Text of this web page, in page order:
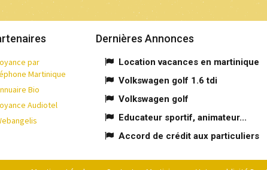
par
Martinique
Bio
Audiotel
Dernières Annonces
Location vacances en martinique
Volkswagen golf 1.6 tdi
Volkswagen golf
Educateur sportif, animateur...
Accord de crédit aux particuliers